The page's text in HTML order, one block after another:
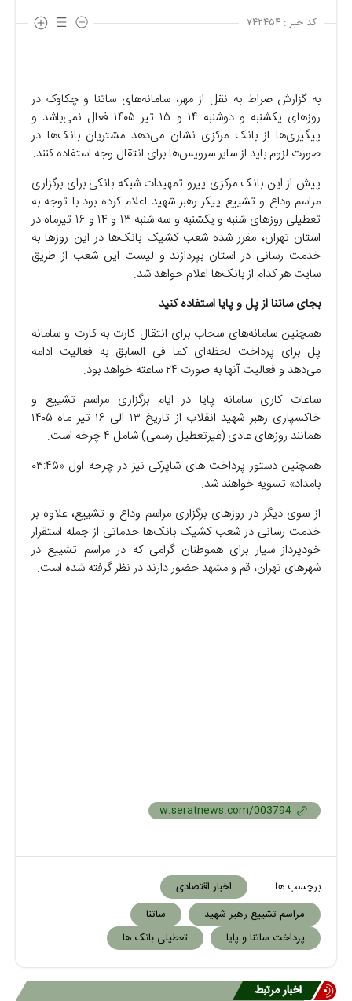
کد خبر : ۷۴۲۴۵۴
به گزارش صراط به نقل از مهر، سامانه‌های ساتنا و چکاوک در
روزهای یکشنبه و دوشنبه ۱۴ و ۱۵ تیر ۱۴۰۵ فعال نمی‌باشد و
پیگیری‌ها از بانک مرکزی نشان می‌دهد مشتریان بانک‌ها در
صورت لزوم باید از سایر سرویس‌ها برای انتقال وجه استفاده کنند.
پیش از این بانک مرکزی پیرو تمهیدات شبکه بانکی برای برگزاری
مراسم وداع و تشییع پیکر رهبر شهید اعلام کرده بود با توجه به
تعطیلی روزهای شنبه و یکشنبه و سه شنبه ۱۳ و ۱۴ و ۱۶ تیرماه در
استان تهران، مقرر شده شعب کشیک بانک‌ها در این روزها به
خدمت رسانی در استان بپردازند و لیست این شعب از طریق
سایت هر کدام از بانک‌ها اعلام خواهد شد.
بجای ساتنا از پل و پایا استفاده کنید
همچنین سامانه‌های سحاب برای انتقال کارت به کارت و سامانه
پل برای پرداخت لحظه‌ای کما فی السابق به فعالیت ادامه
می‌دهد و فعالیت آنها به صورت ۲۴ ساعته خواهد بود.
ساعات کاری سامانه پایا در ایام برگزاری مراسم تشییع و
خاکسپاری رهبر شهید انقلاب از تاریخ ۱۳ الی ۱۶ تیر ماه ۱۴۰۵
همانند روزهای عادی (غیرتعطیل رسمی) شامل ۴ چرخه است.
همچنین دستور پرداخت های شاپرکی نیز در چرخه اول «۰۳:۴۵
بامداد» تسویه خواهند شد.
از سوی دیگر در روزهای برگزاری مراسم وداع و تشییع، علاوه بر
خدمت رسانی در شعب کشیک بانک‌ها خدماتی از جمله استقرار
خودپرداز سیار برای هموطنان گرامی که در مراسم تشییع در
شهرهای تهران، قم و مشهد حضور دارند در نظر گرفته شده است.
برچسب ها:
اخبار اقتصادی
مراسم تشییع رهبر شهید
ساتنا
پرداخت ساتنا و پایا
تعطیلی بانک ها
اخبار مرتبط